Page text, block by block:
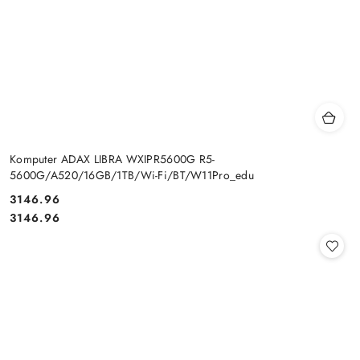
Komputer ADAX LIBRA WXIPR5600G R5-
5600G/A520/16GB/1TB/Wi-Fi/BT/W11Pro_edu
Cena:
3146.96
Cena:
3146.96